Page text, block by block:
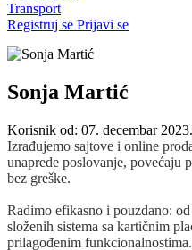
Transport
Registruj se Prijavi se
Sonja Martić
Korisnik od: 07. decembar 2023.
Izrađujemo sajtove i online
unaprede poslovanje, povećaju
bez greške.
Radimo efikasno i pouzdano:
složenih sistema sa kartičnim
prilagođenim funkcionalnostima.